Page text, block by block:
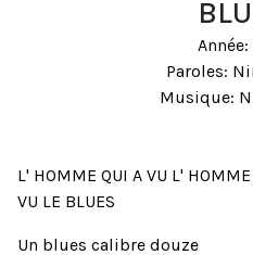
Année:
Paroles:
Musique:
L' HOMME QUI A VU L'
VU LE BLUES
Un blues calibre douze